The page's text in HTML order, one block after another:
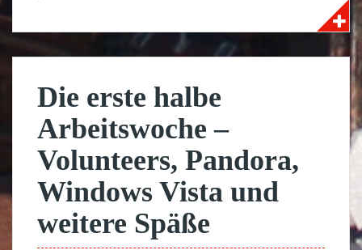
Die erste halbe
Arbeitswoche –
Volunteers, Pandora,
Windows Vista und
weitere Späße